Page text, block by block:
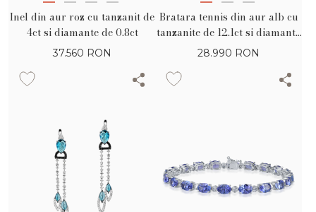
Inel din aur roz cu tanzanit de
4ct si diamante de 0.8ct
37.560 RON
Bratara tennis din aur alb cu
tanzanite de 12.1ct si diamante
de 0.7ct
28.990 RON